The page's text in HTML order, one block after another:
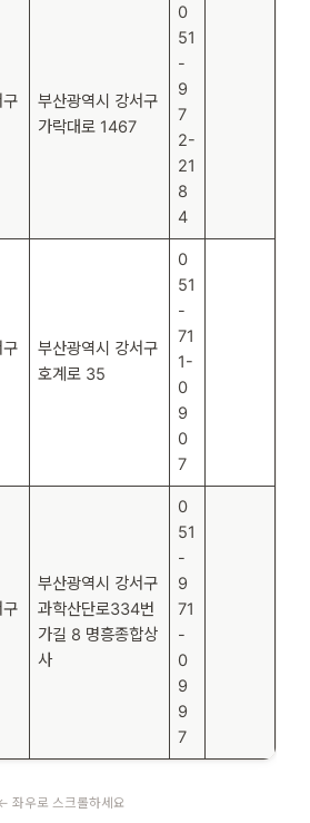
구
부산광역시 강서구
가락대로 1467
0
51
-
9
7
2-
21
8
4
구
부산광역시 강서구
호계로 35
0
51
-
71
1-
0
9
0
7
구
부산광역시 강서구
과학산단로334번
가길 8 명흥종합상
사
0
51
-
9
71
-
0
9
9
7